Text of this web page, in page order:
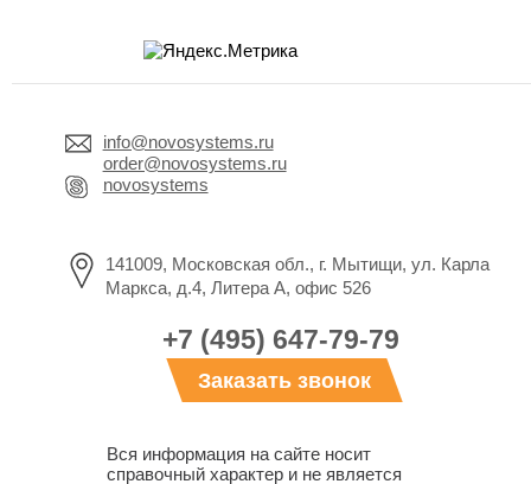
info@novosystems.ru
order@novosystems.ru
novosystems
141009, Московская обл., г. Мытищи, ул. Карла
Маркса, д.4, Литера А, офис 526
+7 (495) 647-79-79
Заказать звонок
Вся информация на сайте носит
справочный характер и не является